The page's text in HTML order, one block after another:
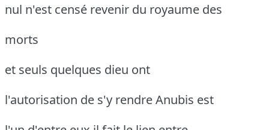
nul n'est censé revenir du royaume des
morts
et seuls quelques dieu ont
l'autorisation de s'y rendre Anubis est